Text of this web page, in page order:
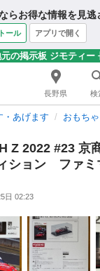
らお得な情報を見逃
ール アプリで開く
の掲示板 ジモティー
長野県 検
・あげます おもちゃ
Z 2022 #23 京
ション ファミ
日 02:23